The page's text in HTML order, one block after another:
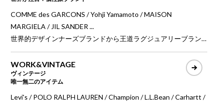
COMME des GARCONS / Yohji Yamamoto / MAISON
MARGIELA / JIL SANDER ...
世界的デザインナーズブランドから王道ラグジュアリーブラン
ドのプレタポルテをはじめ、最高級の品質、最先端のファッシ
ョンを牽引する現代ファッションのハイエンドブランド。
WORK&VINTAGE
ヴィンテージ
唯一無二のアイテム
Levi's / POLO RALPH LAUREN / Champion / L.L.Bean / Carhartt /